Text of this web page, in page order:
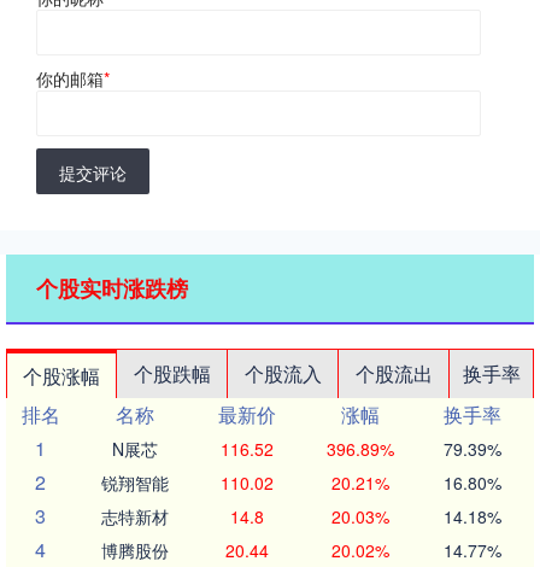
你的邮箱*
提交评论
个股实时涨跌榜
个股涨幅 个股跌幅 个股流入 个股流出
换手率
排名
名称 最新价 涨幅
换手率
1
N展芯 116.52 396.89% 79.39%
2 锐翔智能 110.02 20.21% 16.80%
3 志特新材 14.8 20.03% 14.18%
4 博腾股份 20.44 20.02% 14.77%